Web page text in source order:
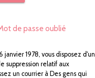
de passe oublié
1978, vous disposez d'un
suppression relatif aux
un courrier à Des gens qui